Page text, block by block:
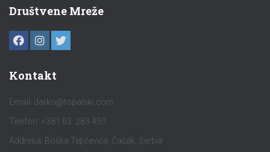
Društvene Mreže
Kontakt
Email: darko@topalski.com
Telefon: +381 63 283 450
Addresa: Boška Tepčevića, Čačak, Serbia